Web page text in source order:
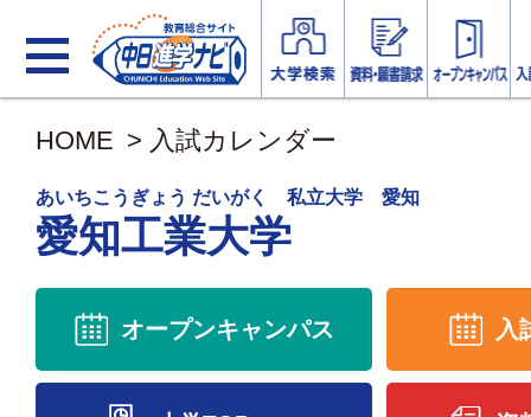
HOME > 入試カレンダー
あいちこうぎょう だいがく 私立大学 愛知
愛知工業大学
オープンキャンパス 入